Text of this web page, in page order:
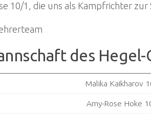
10/1, die uns als Kampfrichter
des
Malika Kaikharov
Amy-Rose Hoke